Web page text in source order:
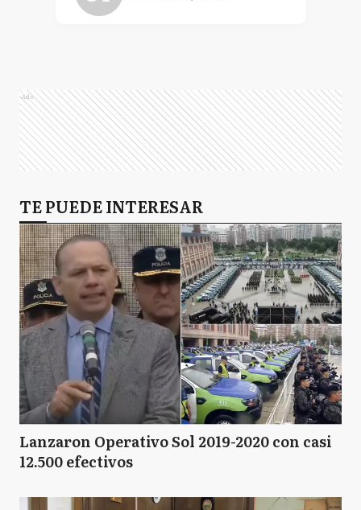
C Chivilcoy
FA Florentino Ameghino
GA General Arenales
GP General Pinto
GV General Viamonte
GV General Villegas
Ads
TE PUEDE INTERESAR
Lanzaron Operativo Sol 2019-2020 con casi
12.500 efectivos